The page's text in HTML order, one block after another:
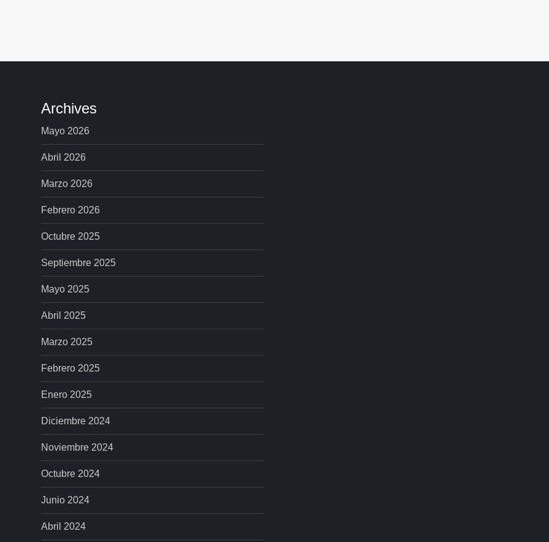
a
i
ó
n
d
e
e
n
t
r
a
d
a
s
Archives
Mayo 2026
Abril 2026
Marzo 2026
Febrero 2026
Octubre 2025
Septiembre 2025
Mayo 2025
Abril 2025
Marzo 2025
Febrero 2025
Enero 2025
Diciembre 2024
Noviembre 2024
Octubre 2024
Junio 2024
Abril 2024